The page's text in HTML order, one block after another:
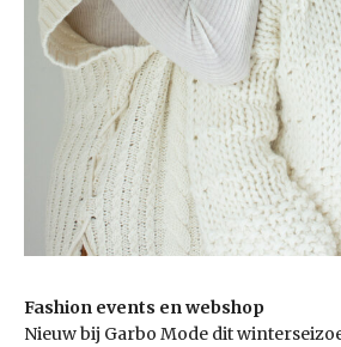
Fashion events en webshop
Nieuw bij Garbo Mode dit